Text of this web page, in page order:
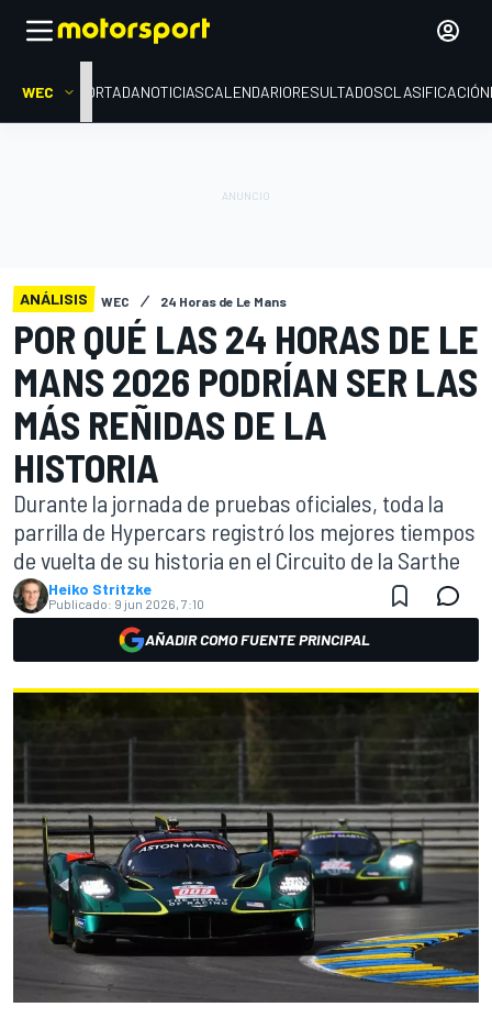
WEC PORTADANOTICIASCALENDARIORESULTADOSCLASIFICACIÓN
ANÁLISIS WEC 24 Horas de Le Mans
POR QUÉ LAS 24 HORAS DE LE
MANS 2026 PODRÍAN SER LAS
MÁS REÑIDAS DE LA
HISTORIA
Durante la jornada de pruebas oficiales, toda la
parrilla de Hypercars registró los mejores tiempos
de vuelta de su historia en el Circuito de la Sarthe
Heiko Stritzke
Publicado: 9 jun 2026, 7:10
AÑADIR COMO FUENTE PRINCIPAL